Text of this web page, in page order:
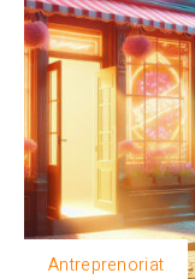
Antreprenoriat